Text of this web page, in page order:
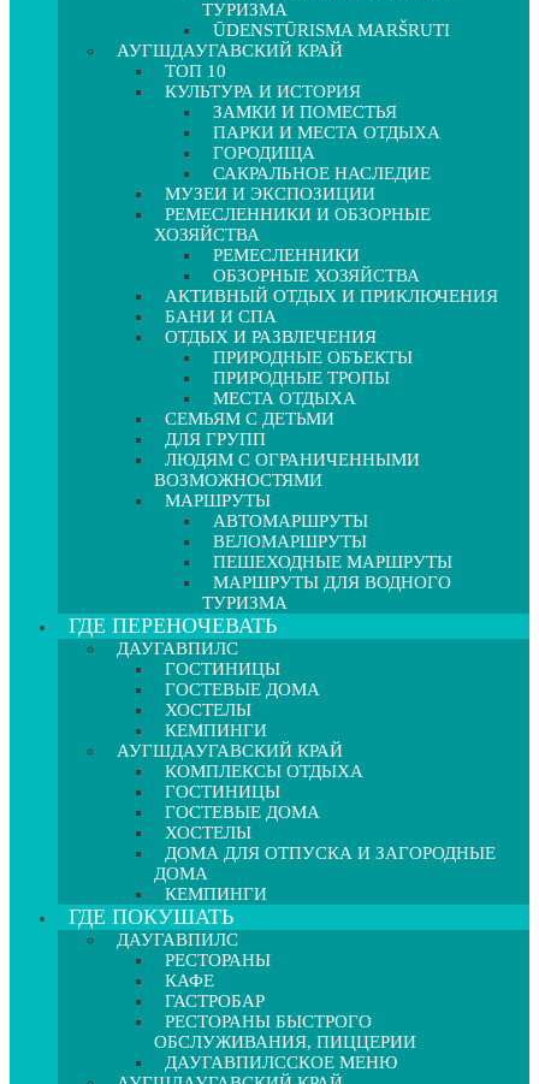
ТУРИЗМА
ŪDENSTŪRISMA MARŠRUTI
АУГШДАУГАВСКИЙ КРАЙ
ТОП 10
КУЛЬТУРА И ИСТОРИЯ
ЗАМКИ И ПОМЕСТЬЯ
ПАРКИ И МЕСТА ОТДЫХА
ГОРОДИЩА
САКРАЛЬНОЕ НАСЛЕДИЕ
МУЗЕИ И ЭКСПОЗИЦИИ
РЕМЕСЛЕННИКИ И ОБЗОРНЫЕ
ХОЗЯЙСТВА
РЕМЕСЛЕННИКИ
ОБЗОРНЫЕ ХОЗЯЙСТВА
АКТИВНЫЙ ОТДЫХ И ПРИКЛЮЧЕНИЯ
БАНИ И СПА
ОТДЫХ И РАЗВЛЕЧЕНИЯ
ПРИРОДНЫЕ ОБЪЕКТЫ
ПРИРОДНЫЕ ТРОПЫ
МЕСТА ОТДЫХА
СЕМЬЯМ С ДЕТЬМИ
ДЛЯ ГРУПП
ЛЮДЯМ С ОГРАНИЧЕННЫМИ
ВОЗМОЖНОСТЯМИ
МАРШРУТЫ
АВТОМАРШРУТЫ
ВЕЛОМАРШРУТЫ
ПЕШЕХОДНЫЕ МАРШРУТЫ
МАРШРУТЫ ДЛЯ ВОДНОГО
ТУРИЗМА
ГДЕ ПЕРЕНОЧЕВАТЬ
ДАУГАВПИЛС
ГОСТИНИЦЫ
ГОСТЕВЫЕ ДОМА
ХОСТЕЛЫ
КЕМПИНГИ
АУГШДАУГАВСКИЙ КРАЙ
КОМПЛЕКСЫ ОТДЫХА
ГОСТИНИЦЫ
ГОСТЕВЫЕ ДОМА
ХОСТЕЛЫ
ДОМА ДЛЯ ОТПУСКА И ЗАГОРОДНЫЕ
ДОМА
КЕМПИНГИ
ГДЕ ПОКУШАТЬ
ДАУГАВПИЛС
РЕСТОРАНЫ
КАФЕ
ГАСТРОБАР
РЕСТОРАНЫ БЫСТРОГО
ОБСЛУЖИВАНИЯ, ПИЦЦЕРИИ
ДАУГАВПИЛССКОЕ МЕНЮ